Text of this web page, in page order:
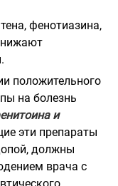
фенотиазина,
положительного
на болезнь
и
эти препараты
должны
врача с